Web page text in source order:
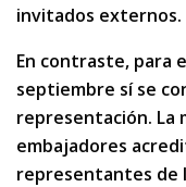
invitados externos.
En contraste, para
septiembre sí se
representación. La
embajadores
representantes de